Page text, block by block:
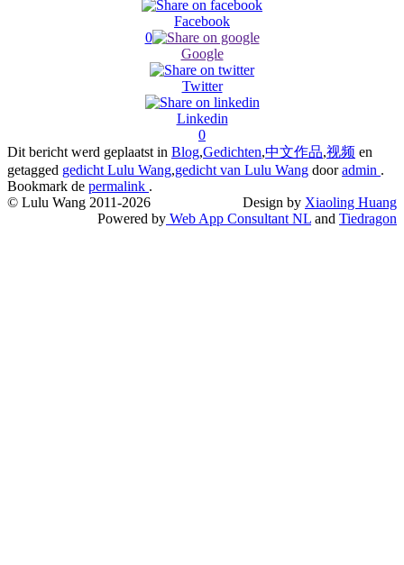
Facebook
0
Google
Twitter
Linkedin
0
Dit bericht werd geplaatst in Blog,Gedichten,中文作品,视频 en
getagged gedicht Lulu Wang,gedicht van Lulu Wang dooradmin .
Bookmark de permalink .
© Lulu Wang 2011-2026
Design by Xiaoling Huang
Powered by Web App Consultant NL and Tiedragon